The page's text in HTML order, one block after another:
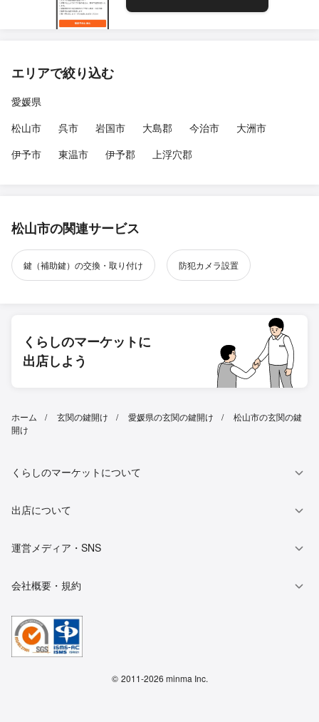
エリアで絞り込む
愛媛県
松山市
呉市 岩国市 大島郡 今治市
大洲市
伊予市
東温市 伊予郡 上浮穴郡
松山市の関連サービス
鍵（補助鍵）の交換・取り付け 防犯カメラ設置
くらしのマーケットに
出店しよう
ホーム 玄関の鍵開け 愛媛県の玄関の鍵開け
松山市の玄関の鍵
開け
くらしのマーケットについて
出店について
運営メディア・SNS
会社概要・規約
© 2011-2026 minma Inc.